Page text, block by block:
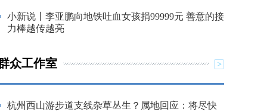
小新说丨李亚鹏向地铁吐血女孩捐99999元 善意的接
力棒越传越亮
众工作室
杭州西山游步道支线杂草丛生？属地回应：将尽快